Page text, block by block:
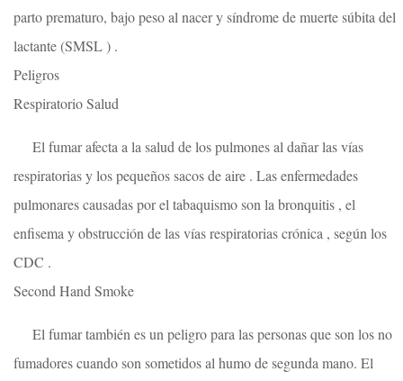
parto prematuro, bajo peso al nacer y síndrome de muerte súbita del
lactante (SMSL ) .
Peligros
Respiratorio Salud
El fumar afecta a la salud de los pulmones al dañar las vías
respiratorias y los pequeños sacos de aire . Las enfermedades
pulmonares causadas por el tabaquismo son la bronquitis , el
enfisema y obstrucción de las vías respiratorias crónica , según los
CDC .
Second Hand Smoke
El fumar también es un peligro para las personas que son los no
fumadores cuando son sometidos al humo de segunda mano. El